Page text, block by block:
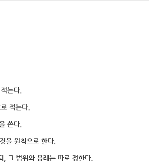
는다.
적는다.
쓴다.
을 원칙으로 한다.
, 그 범위와 용례는 따로 정한다.